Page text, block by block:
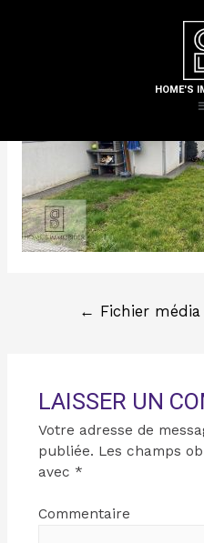
HOME'S
/
← Fichier
LAISSER UN
Votre adresse de
publiée. Les champs
avec *
Commentaire